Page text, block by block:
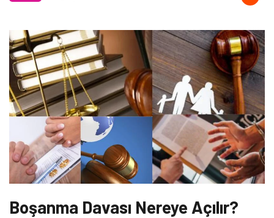
Boşanma Davası Nereye Açılır?